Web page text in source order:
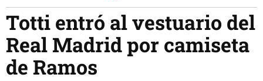
Totti entró al vestuario del
Real Madrid por camiseta
de Ramos